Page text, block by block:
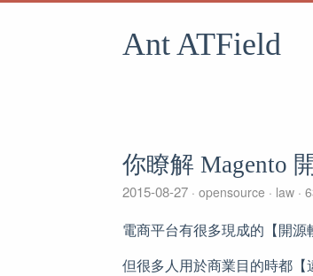
Ant ATField
你瞭解 Magento
2015-08-27 opensource law
電商平台有很多現成的【開源
但很多人用於商業目的時都【